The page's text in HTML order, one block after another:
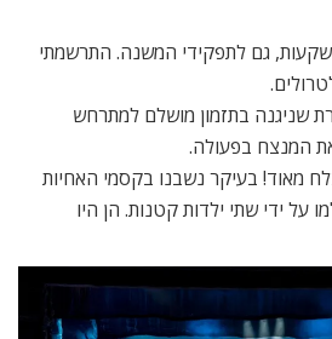
גם לתפקידי המשנה. התרשמתי
שניגנה בתזמון מושלם למתרחש
המנצח בפעולה.
מאוד! בעיקר נשבנו בקסמי האחיות
על ידי שתי ילדות קטנות. הן היו